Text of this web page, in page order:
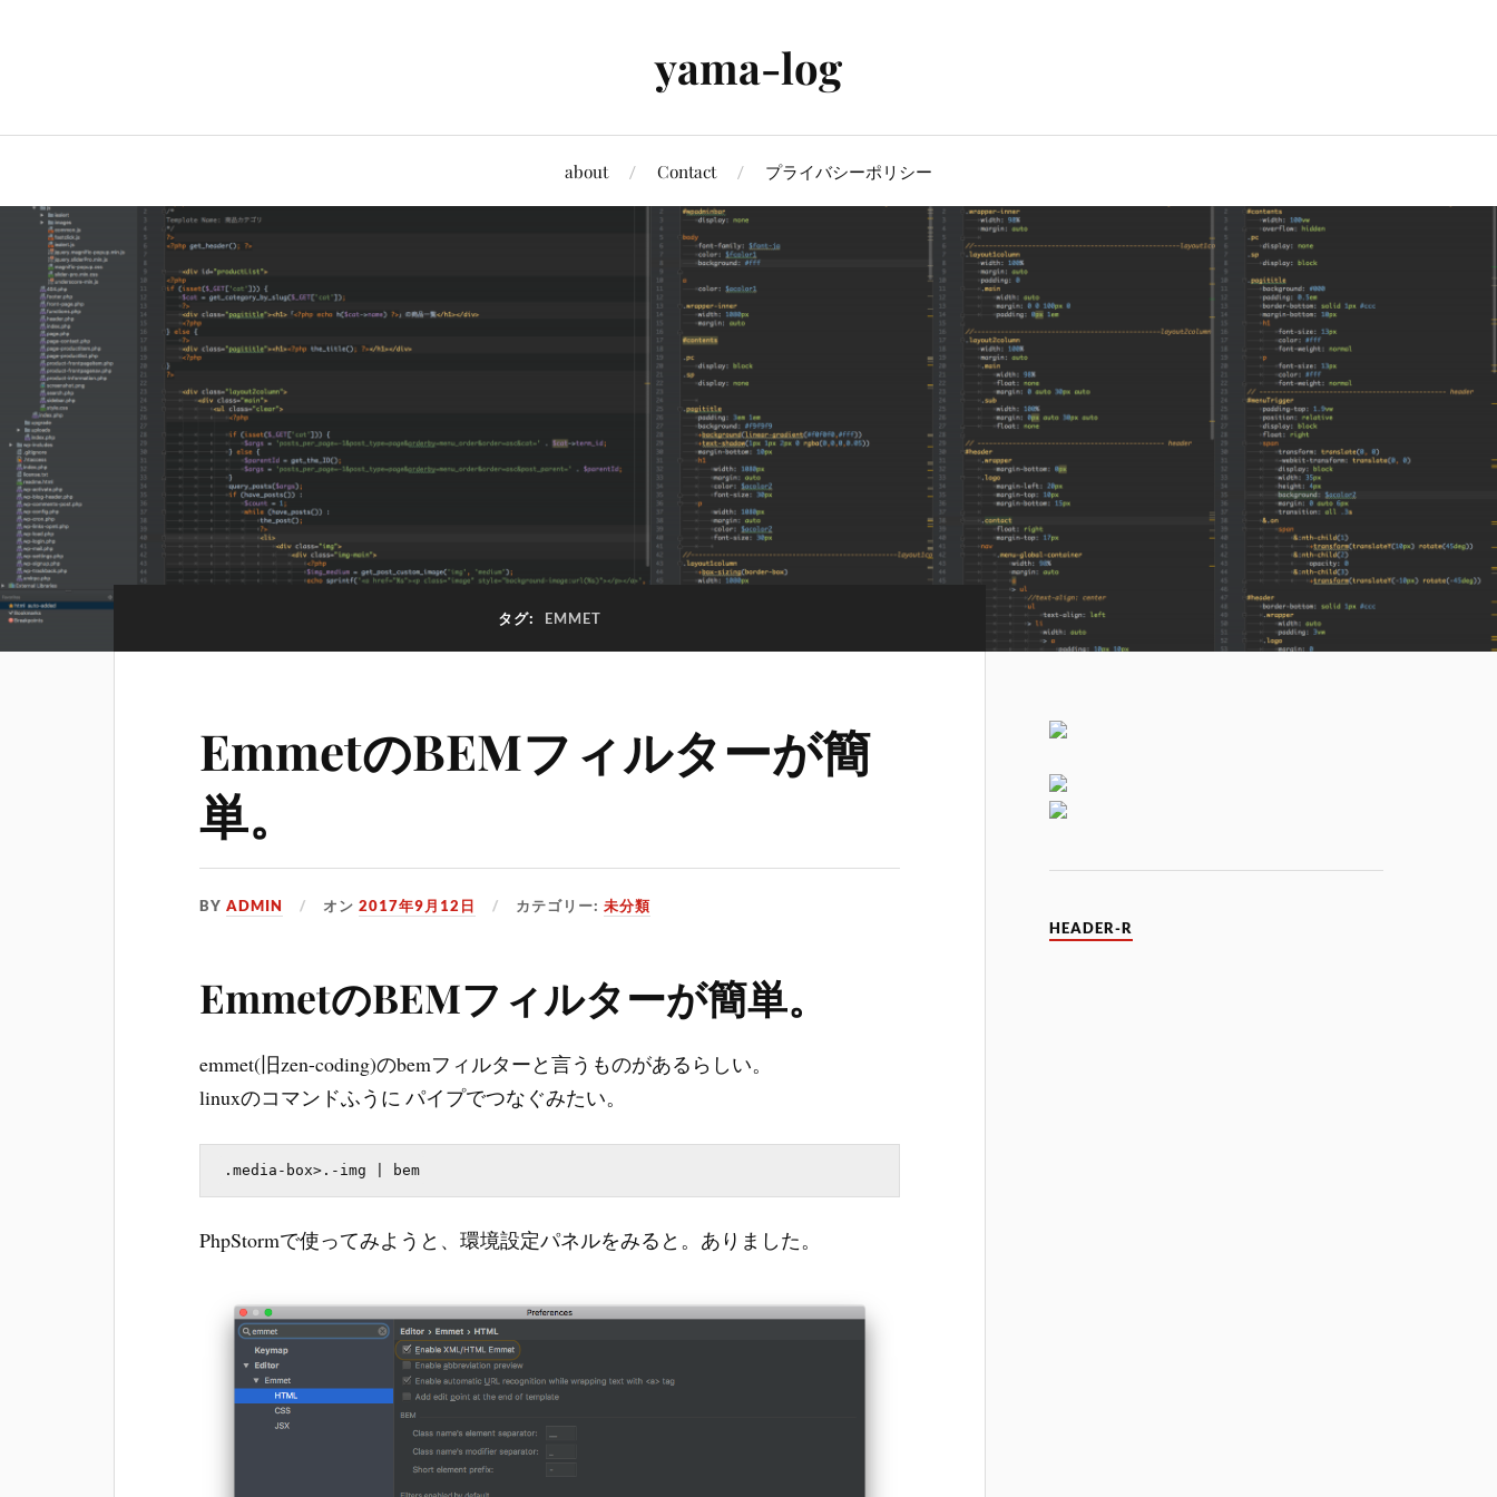
yama-log
about Contact プライバシーポリシー
タグ: EMMET
EmmetのBEMフィルターが簡
単。
BYADMIN オン2017年9月12日 カテゴリー:未分類
EmmetのBEMフィルターが簡単。
emmet(旧zen-coding)のbemフィルターと言うものがあるらしい。
linuxのコマンドふうに パイプでつなぐみたい。
.media-box>.-img | bem
PhpStormで使ってみようと、環境設定パネルをみると。ありました。
HEADER-R